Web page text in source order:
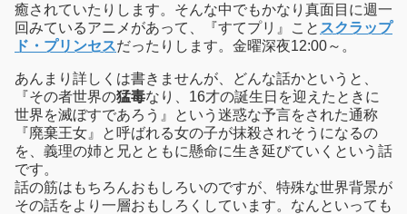
癒されていたりします。そんな中でもかなり真面目に週一
回みているアニメがあって、『すてプリ』こと スクラップ
ド・プリンセスだったりします。金曜深夜12:00～。
あんまり詳しくは書きませんが、どんな話かというと、
『その者世界の猛毒なり、16才の誕生日を迎えたときに
世界を滅ぼすであろう』という迷惑な予言をされた通称
『廃棄王女』と呼ばれる女の子が抹殺されそうになるの
を、義理の姉と兄とともに懸命に生き延びていくという話
です。
話の筋はもちろんおもしろいのですが、特殊な世界背景が
その話をより一層おもしろくしています。なんといっても